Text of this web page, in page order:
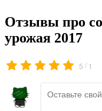
Отзывы про
урожая 2017
5 / 1